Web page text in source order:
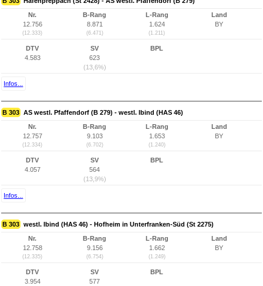
Nr.
12.756
(12.333)
B-Rang
8.871
(6.471)
L-Rang
1.624
(1.211)
Land
BY
DTV
4.583
SV
623
(13,6%)
BPL
Infos...
B 303 AS westl. Pfaffendorf (B 279) - westl. Ibind (HAS 46)
Nr.
12.757
(12.334)
B-Rang
9.103
(6.702)
L-Rang
1.653
(1.240)
Land
BY
DTV
4.057
SV
564
(13,9%)
BPL
Infos...
B 303 westl. Ibind (HAS 46) - Hofheim in Unterfranken-Süd (St 2275)
Nr.
12.758
(12.335)
B-Rang
9.156
(6.754)
L-Rang
1.662
(1.249)
Land
BY
DTV
3.954
SV
577
BPL